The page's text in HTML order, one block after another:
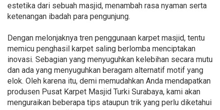
estetika dari sebuah masjid, menambah rasa nyaman serta
ketenangan ibadah para pengunjung.
Dengan melonjaknya tren penggunaan karpet masjid, tentu
memicu penghasil karpet saling berlomba menciptakan
inovasi. Sebagian yang menyuguhkan kelebihan secara mutu
dan ada yang menyuguhkan beragam alternatif motif yang
elok. Oleh karena itu, demi memudahkan Anda mendapatkan
produsen Pusat Karpet Masjid Turki Surabaya, kami akan
menguraikan beberapa tips ataupun trik yang perlu diketahui